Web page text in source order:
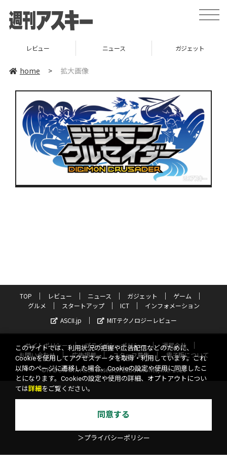
toggle
レビュー ニュース ガジェット
home > 拡大画像
TOP レビュー ニュース ガジェット
ゲーム
グルメ
スタートアップ ICT
インフォメーション
ASCII.jp
MITテクノロジーレビュー
サイトポリシー プライバシーポリシー
運営会社
お問い合わせ
広告掲載 スタッフ募集
電子版について
©KADOKAWA ASCII Research Laboratories, Inc. 2026
このサイトでは、利用状況の把握や広告配信などのために、
Cookieを使用してアクセスデータを取得・利用しています。これ
以降のページに遷移した場合、Cookieの設定や使用に同意したこ
とになります。Cookieの設定や使用の詳細、オプトアウトについ
ては詳細 をご覧ください。
同意する
＞プライバシーポリシー